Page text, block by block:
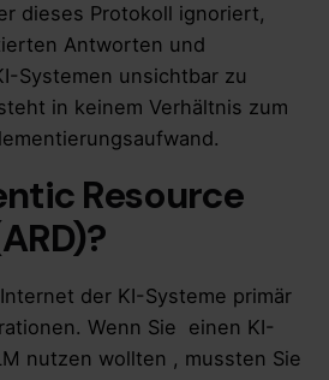
dieses Protokoll ignoriert,
Antworten und
Systemen unsichtbar zu
in keinem Verhältnis zum
Resource
der KI-Systeme primär
Wenn Sie einen KI-
nutzen wollten , mussten Sie